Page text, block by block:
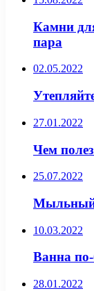
Камни
пара
02.05.2022
27.01.2022
Чем
25.07.2022
Мыльный
10.03.2022
Ванна
28.01.2022